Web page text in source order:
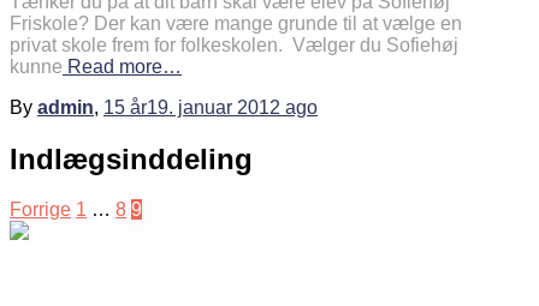
Friskole? Der kan være mange grunde til at vælge en
privat skole frem for folkeskolen. Vælger du Sofiehøj
kunne Read more…
By admin, 15 år19. januar 2012 ago
Indlægsinddeling
Forrige 1 … 8 9